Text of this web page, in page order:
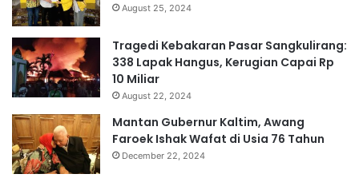
August 25, 2024
Tragedi Kebakaran Pasar Sangkulirang:
338 Lapak Hangus, Kerugian Capai Rp
10 Miliar
August 22, 2024
Mantan Gubernur Kaltim, Awang
Faroek Ishak Wafat di Usia 76 Tahun
December 22, 2024